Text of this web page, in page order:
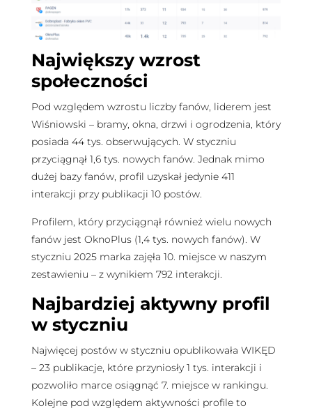
Największy wzrost
społeczności
Pod względem wzrostu liczby fanów, liderem jest
Wiśniowski – bramy, okna, drzwi i ogrodzenia, który
posiada 44 tys. obserwujących. W styczniu
przyciągnął 1,6 tys. nowych fanów. Jednak mimo
dużej bazy fanów, profil uzyskał jedynie 411
interakcji przy publikacji 10 postów.
Profilem, który przyciągnął również wielu nowych
fanów jest OknoPlus (1,4 tys. nowych fanów). W
styczniu 2025 marka zajęła 10. miejsce w naszym
zestawieniu – z wynikiem 792 interakcji.
Najbardziej aktywny profil
w styczniu
Najwięcej postów w styczniu opublikowała WIKĘD
– 23 publikacje, które przyniosły 1 tys. interakcji i
pozwoliło marce osiągnąć 7. miejsce w rankingu.
Kolejne pod względem aktywności profile to